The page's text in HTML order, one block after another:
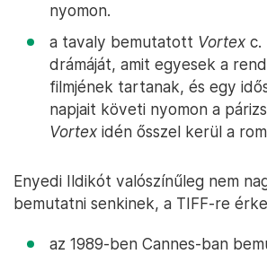
nyomon.
a tavaly bemutatott Vortex c.
drámáját, amit egyesek a
filmjének tartanak, és egy
napjait követi nyomon a
Vortex idén ősszel kerül a
Enyedi Ildikót valószínűleg nem
bemutatni senkinek, a TIFF-re
az 1989-ben Cannes-ban